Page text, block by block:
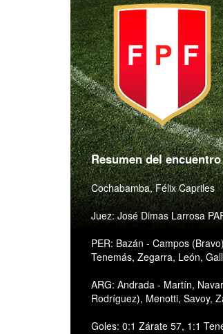
Resumen del encuentro
Cochabamba, Félix Capriles
Juez: José Dimas Larrosa
PER: Bazán - Campos
Tenemás, Zegarra, León,
ARG: Andrada - Martín,
Rodríguez), Menotti, Savoy,
Goles: 0:1 Zárate 57, 1:1